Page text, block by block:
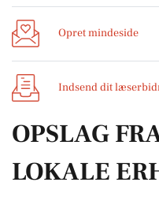
Opret mindeside
Indsend dit
OPSLAG
LOKALE